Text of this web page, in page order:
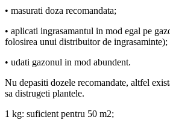
• masurati doza recomandata;
• aplicati ingrasamantul in mod egal pe
folosirea unui distribuitor de ingrasaminte);
• udati gazonul in mod abundent.
Nu depasiti dozele recomandate, altfel
sa distrugeti plantele.
1 kg: suficient pentru 50 m2;